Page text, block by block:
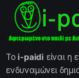
Το i-paidi είναι η
ενδυναμώνει